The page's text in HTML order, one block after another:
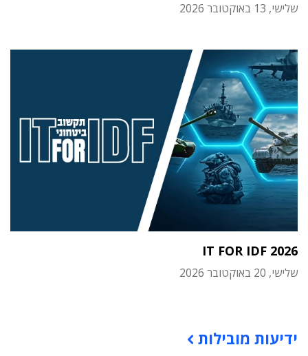
שלישי, 13 באוקטובר 2026
IT FOR IDF 2026
שלישי, 20 באוקטובר 2026
ידיעות מובילות